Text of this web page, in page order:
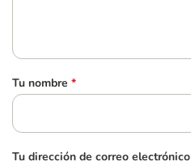
Tu nombre *
Tu dirección de correo